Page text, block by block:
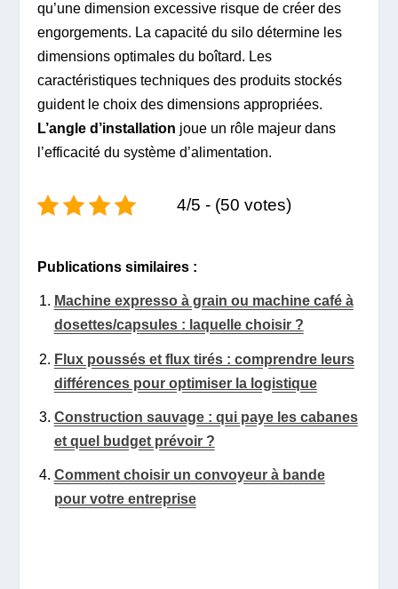
qu’une dimension excessive risque de créer des
engorgements. La capacité du silo détermine les
dimensions optimales du boîtard. Les
caractéristiques techniques des produits stockés
guident le choix des dimensions appropriées.
L’angle d’installation joue un rôle majeur dans
l’efficacité du système d’alimentation.
4/5 - (50 votes)
Publications similaires :
Machine expresso à grain ou machine café à
dosettes/capsules : laquelle choisir ?
Flux poussés et flux tirés : comprendre leurs
différences pour optimiser la logistique
Construction sauvage : qui paye les cabanes
et quel budget prévoir ?
Comment choisir un convoyeur à bande
pour votre entreprise